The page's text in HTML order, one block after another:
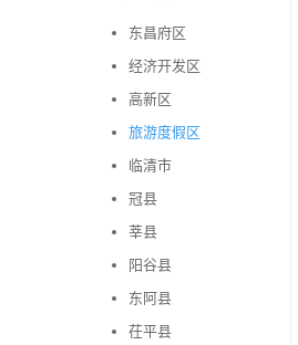
东昌府区
经济开发区
高新区
旅游度假区
临清市
冠县
莘县
阳谷县
东阿县
茌平县